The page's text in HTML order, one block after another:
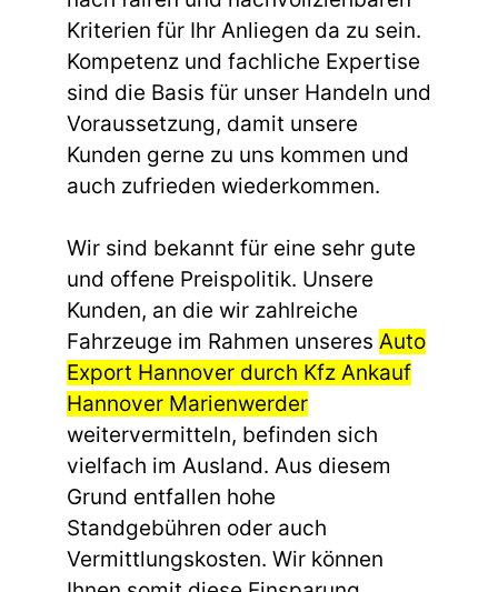
Kriterien für Ihr Anliegen da zu sein.
Kompetenz und fachliche Expertise
sind die Basis für unser Handeln und
Voraussetzung, damit unsere
Kunden gerne zu uns kommen und
auch zufrieden wiederkommen.
Wir sind bekannt für eine sehr gute
und offene Preispolitik. Unsere
Kunden, an die wir zahlreiche
Fahrzeuge im Rahmen unseres Auto
Export Hannover durch Kfz Ankauf
Hannover Marienwerder
weitervermitteln, befinden sich
vielfach im Ausland. Aus diesem
Grund entfallen hohe
Standgebühren oder auch
Vermittlungskosten. Wir können